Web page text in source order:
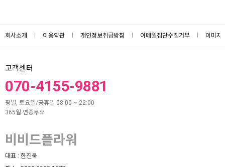
회사소개 이용약관 개인정보취급방침 이메일집단수집거부 이미지
고객센터
070-4155-9881
평일, 토요일/공휴일 08:00 ~ 22:00
365일 연중무휴
비비드플라워
대표 : 한진욱